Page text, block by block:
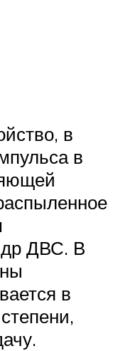
в
в
ДВС. В
в